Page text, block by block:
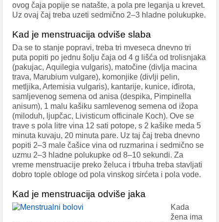
ovog čaja popije se natašte, a pola pre leganja u krevet.
Uz ovaj čaj treba uzeti sedmično 2–3 hladne polukupke.
Kad je menstruacija odviše slaba
Da se to stanje popravi, treba tri mveseca dnevno tri
puta popiti po jednu šolju čaja od 4 g lišća od trolisnjaka
(pakujac, Aquilegia vulgaris), matočine (divlja macina
trava, Marubium vulgare), komonjike (divlji pelin,
metljika, Artemisia vulgaris), kantarije, kunice, iđirota,
samljevenog semena od anisa (despika, Pimpinella
anisum), 1 malu kašiku samlevenog semena od ižopa
(miloduh, ljupčac, Livisticum officinale Koch). Ove se
trave s pola litre vina 12 sati potope, s 2 kašike meda 5
minuta kuvaju, 20 minuta pare. Uz taj čaj treba dnevno
popiti 2–3 male čašice vina od ruzmarina i sedmično se
uzmu 2–3 hladne polukupke od 8–10 sekundi. Za
vreme menstruacije preko želuca i trbuha treba stavljati
dobro tople obloge od pola vinskog sirćeta i pola vode.
Kad je menstruacija odviše jaka
Kada
žena ima